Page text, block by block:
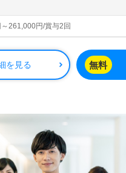
にゆとりを持って働けます。
しいです。』等のお声も届く
介護職経験のある方をお迎え
活躍中！あたたかな職場の雰
職員様同士のチームワークも
でお一人おひとりに寄り添った
担当コンサルタントよりご案
慮なくお願いします。
業界の正社員/パート仕事探しは
情報収集、将来的に検討の方も
261,000円/賞与2回
を見る 無料